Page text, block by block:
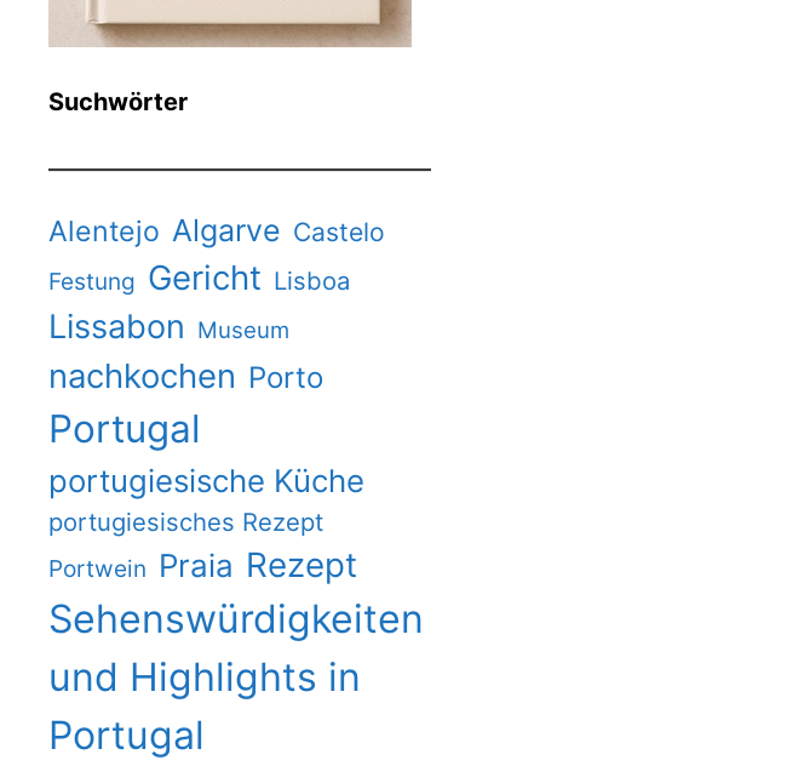
Suchwörter
Alentejo Algarve Castelo
Festung Gericht Lisboa
Lissabon Museum
nachkochen Porto
Portugal
portugiesische Küche
portugiesisches Rezept
Portwein Praia Rezept
Sehenswürdigkeiten
und Highlights in
Portugal